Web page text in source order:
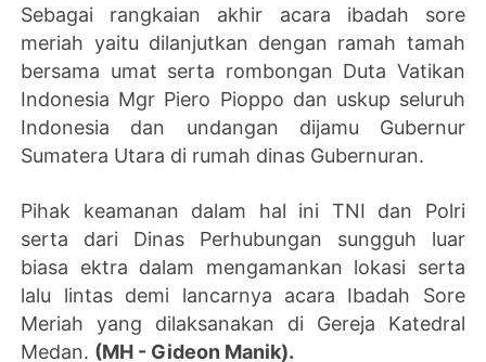
Sebagai rangkaian akhir acara ibadah sore
meriah yaitu dilanjutkan dengan ramah tamah
bersama umat serta rombongan Duta Vatikan
Indonesia Mgr Piero Pioppo dan uskup seluruh
Indonesia dan undangan dijamu Gubernur
Sumatera Utara di rumah dinas Gubernuran.
Pihak keamanan dalam hal ini TNI dan Polri
serta dari Dinas Perhubungan sungguh luar
biasa ektra dalam mengamankan lokasi serta
lalu lintas demi lancarnya acara Ibadah Sore
Meriah yang dilaksanakan di Gereja Katedral
Medan. (MH - Gideon Manik).